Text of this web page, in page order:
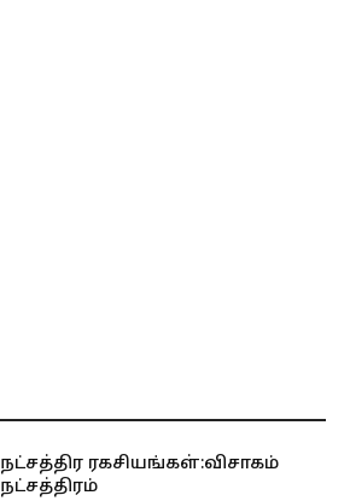
நட்சத்திர ரகசியங்கள்:விசாகம்
நட்சத்திரம்